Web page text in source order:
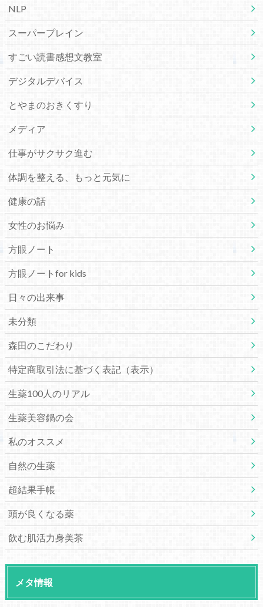
NLP
スーパープレイン
すごい読書感想文教室
デジタルデバイス
とやまのおきくすり
メディア
仕事がサクサク進む
体調を整える、もっと元気に
健康の話
女性のお悩み
方眼ノート
方眼ノートfor kids
日々の出来事
未分類
森田のこだわり
特定商取引法に基づく表記（表示）
生薬100人のリアル
生薬美容鍋の会
私のオススメ
自然の生薬
超結果手帳
頭が良くなる薬
飲む肌活力身美茶
メタ情報